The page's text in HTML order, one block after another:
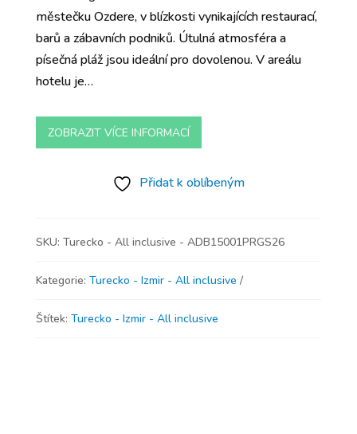
městečku Ozdere, v blízkosti vynikajících restaurací,
barů a zábavních podniků. Útulná atmosféra a
písečná pláž jsou ideální pro dovolenou. V areálu
hotelu je…
ZOBRAZIT VÍCE INFORMACÍ
Přidat k oblíbeným
SKU: Turecko - All inclusive - ADB15001PRGS26
Kategorie: Turecko - Izmir - All inclusive
Štítek: Turecko - Izmir - All inclusive